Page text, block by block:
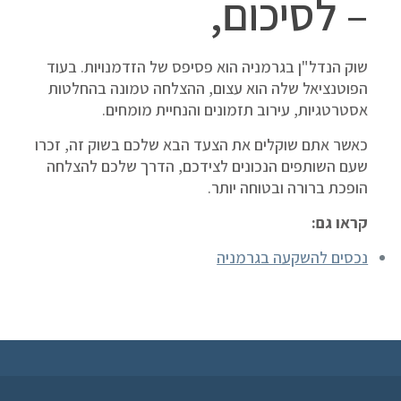
– לסיכום,
שוק הנדל"ן בגרמניה הוא פסיפס של הזדמנויות. בעוד
הפוטנציאל שלה הוא עצום, ההצלחה טמונה בהחלטות
אסטרטגיות, עירוב תזמונים והנחיית מומחים.
כאשר אתם שוקלים את הצעד הבא שלכם בשוק זה, זכרו
שעם השותפים הנכונים לצידכם, הדרך שלכם להצלחה
הופכת ברורה ובטוחה יותר.
קראו גם:
נכסים להשקעה בגרמניה